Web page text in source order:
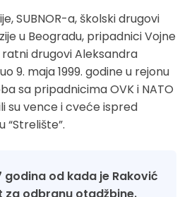
SUBNOR-a, školski drugovi
u Beogradu, pripadnici Vojne
drugovi Aleksandra
9. maja 1999. godine u rejonu
sa pripadnicima OVK i NATO
su vence i cveće ispred
“Strelište”.
godina od kada je Raković